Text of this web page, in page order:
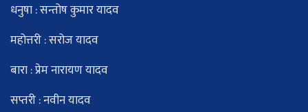
धनुषा : सन्तोष कुमार यादव
महोत्तरी : सरोज यादव
बारा : प्रेम नारायण यादव
सप्तरी : नवीन यादव